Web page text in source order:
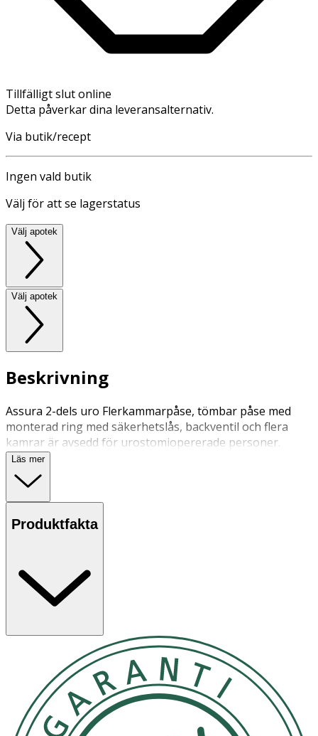
Tillfälligt slut online
Detta påverkar dina leveransalternativ.
Via butik/recept
Ingen vald butik
Välj för att se lagerstatus
Välj apotek
Välj apotek
Beskrivning
Assura 2-dels uro Flerkammarpåse, tömbar påse med
monterad ring med säkerhetslås, backventil och flera
kamrar är avsedd för urostomiopererade personer.
Läs mer
Produktfakta